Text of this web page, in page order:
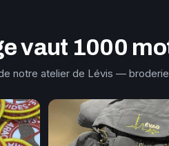
vaut 1000
notre atelier de Lévis —